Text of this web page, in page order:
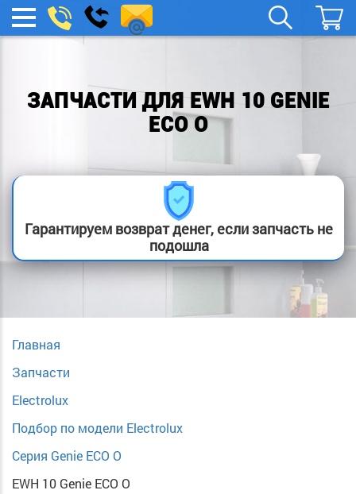
МЕНЮ
boylera@yandex.ru
Заказать
звонок
ЗАПЧАСТИ ДЛЯ EWH 10 GENIE
ECO O
Гарантируем возврат денег, если запчасть не
подошла
Главная
Запчасти
Electrolux
Подбор по модели Electrolux
Серия Genie ECO O
EWH 10 Genie ECO O